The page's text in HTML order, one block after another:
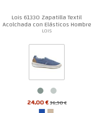
Lois 61330 Zapatilla Textil
Acolchada con Elásticos Hombre
LOIS
24,00 €36,90 €